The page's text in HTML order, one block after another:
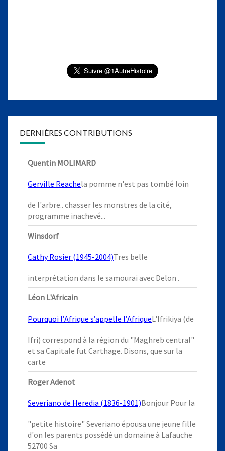
DERNIÈRES CONTRIBUTIONS
Quentin MOLIMARD
Gerville Reachela pomme n'est pas tombé loin
de l'arbre.. chasser les monstres de la cité,
programme inachevé...
Winsdorf
Cathy Rosier (1945-2004)Tres belle
interprétation dans le samourai avec Delon .
Léon L'Africain
Pourquoi l’Afrique s’appelle l’AfriqueL'Ifrikiya (de
Ifri) correspond à la région du "Maghreb central"
et sa Capitale fut Carthage. Disons, que sur la
carte
Roger Adenot
Severiano de Heredia (1836-1901)Bonjour Pour la
"petite histoire" Severiano épousa une jeune fille
d'on les parents possédé un domaine à Lafauche
52700 Sa